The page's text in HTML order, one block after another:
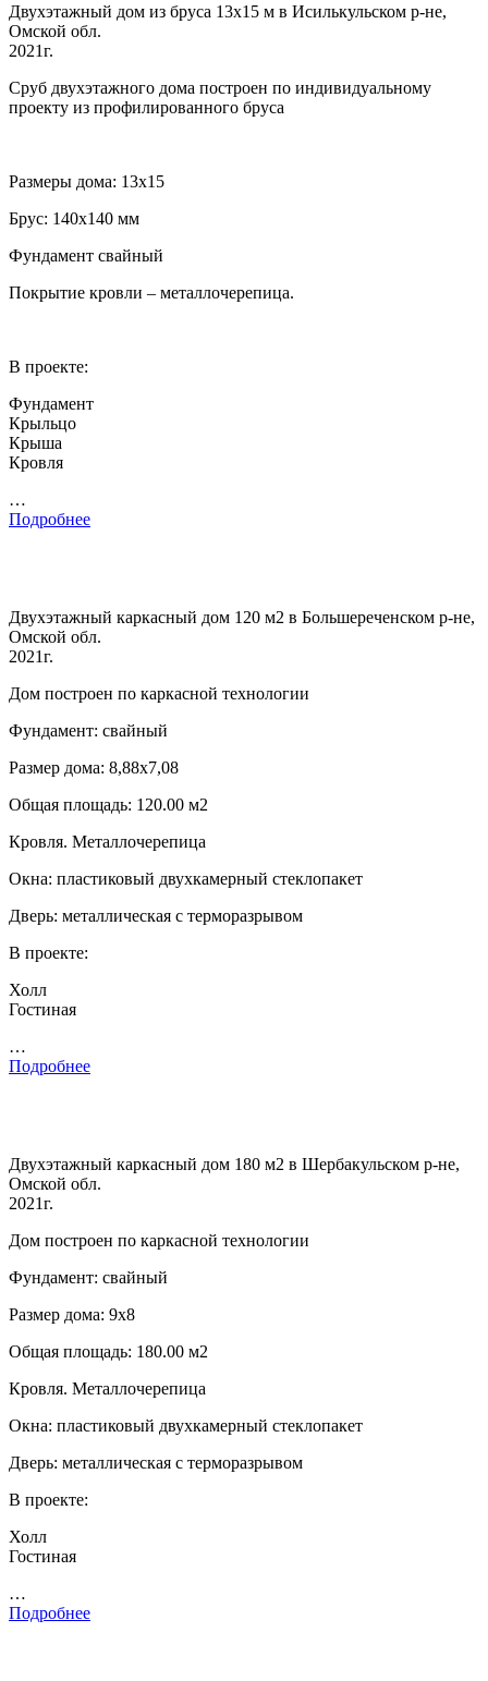
Двухэтажный дом из бруса 13х15 м в Исилькульском р-не,
Омской обл.
2021г.
Сруб двухэтажного дома построен по индивидуальному
проекту из профилированного бруса
Размеры дома: 13х15
Брус: 140х140 мм
Фундамент свайный
Покрытие кровли – металлочерепица.
В проекте:
Фундамент
Крыльцо
Крыша
Кровля
…
Подробнее
Двухэтажный каркасный дом 120 м2 в Большереченском р-не,
Омской обл.
2021г.
Дом построен по каркасной технологии
Фундамент: свайный
Размер дома: 8,88х7,08
Общая площадь: 120.00 м2
Кровля. Металлочерепица
Окна: пластиковый двухкамерный стеклопакет
Дверь: металлическая с терморазрывом
В проекте:
Холл
Гостиная
…
Подробнее
Двухэтажный каркасный дом 180 м2 в Шербакульском р-не,
Омской обл.
2021г.
Дом построен по каркасной технологии
Фундамент: свайный
Размер дома: 9х8
Общая площадь: 180.00 м2
Кровля. Металлочерепица
Окна: пластиковый двухкамерный стеклопакет
Дверь: металлическая с терморазрывом
В проекте:
Холл
Гостиная
…
Подробнее